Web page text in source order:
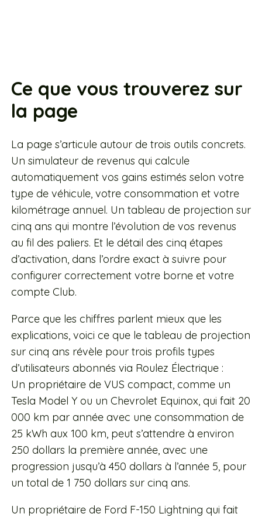
Ce que vous trouverez sur
la page
La page s’articule autour de trois outils concrets.
Un simulateur de revenus qui calcule
automatiquement vos gains estimés selon votre
type de véhicule, votre consommation et votre
kilométrage annuel. Un tableau de projection sur
cinq ans qui montre l’évolution de vos revenus
au fil des paliers. Et le détail des cinq étapes
d’activation, dans l’ordre exact à suivre pour
configurer correctement votre borne et votre
compte Club.
Parce que les chiffres parlent mieux que les
explications, voici ce que le tableau de projection
sur cinq ans révèle pour trois profils types
d’utilisateurs abonnés via Roulez Électrique :
Un propriétaire de VUS compact, comme un
Tesla Model Y ou un Chevrolet Equinox, qui fait 20
000 km par année avec une consommation de
25 kWh aux 100 km, peut s’attendre à environ
250 dollars la première année, avec une
progression jusqu’à 450 dollars à l’année 5, pour
un total de 1 750 dollars sur cinq ans.
Un propriétaire de Ford F-150 Lightning qui fait